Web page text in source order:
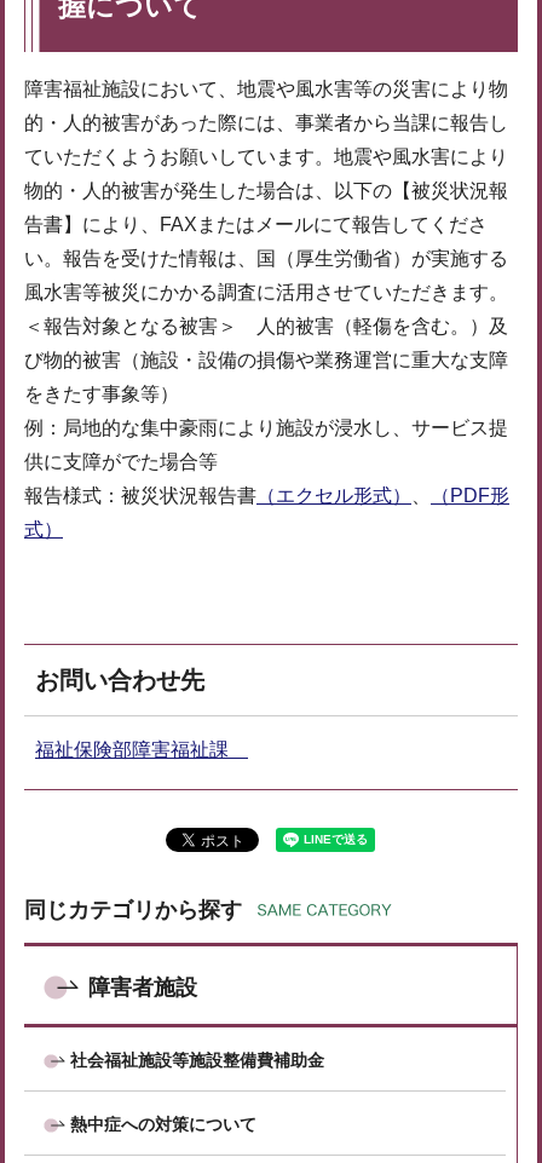
障害福祉施設において、地震や風水害等の災害により物
的・人的被害があった際には、事業者から当課に報告し
ていただくようお願いしています。地震や風水害により
物的・人的被害が発生した場合は、以下の【被災状況報
告書】により、FAXまたはメールにて報告してくださ
い。報告を受けた情報は、国（厚生労働省）が実施する
風水害等被災にかかる調査に活用させていただきます。
＜報告対象となる被害＞ 人的被害（軽傷を含む。）及
び物的被害（施設・設備の損傷や業務運営に重大な支障
をきたす事象等）
例：局地的な集中豪雨により施設が浸水し、サービス提
供に支障がでた場合等
報告様式：被災状況報告書 （エクセル形式）
（PDF形
式）
お問い合わせ先
福祉保険部障害福祉課
同じカテゴリから探す
障害者施設
社会福祉施設等施設整備費補助金
熱中症への対策について